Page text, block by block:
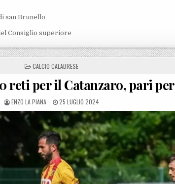
san Brunello
Consiglio superiore
POSTED IN
CALCIO CALABRESE
reti per il Catanzaro, pari
POSTED BY
ENZO LA PIANA POSTED ON
25 LUGLIO 2024